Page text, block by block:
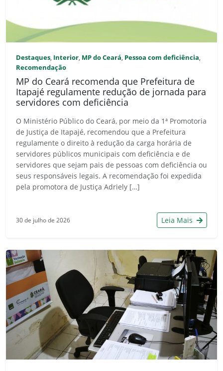
Destaques, Interior, MP do Ceará, Pessoa com deficiência,
Recomendação
MP do Ceará recomenda que Prefeitura de
Itapajé regulamente redução de jornada para
servidores com deficiência
O Ministério Público do Ceará, por meio da 1ª Promotoria
de Justiça de Itapajé, recomendou que a Prefeitura
regulamente o direito à redução da carga horária de
servidores públicos municipais com deficiência e de
servidores que sejam pais de pessoas com deficiência ou
seus responsáveis legais. A recomendação foi expedida
pela promotora de Justiça Adriely […]
30 de julho de 2026 Leia Mais